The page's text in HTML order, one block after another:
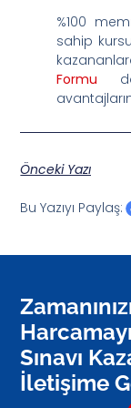
%100
sahip
Formu
Önceki Yazı
Bu Yazıyı Paylaş:
Sınavı
İletişime